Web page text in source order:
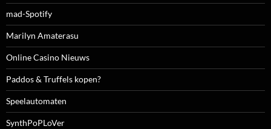
mad-Spotify
Marilyn Amaterasu
Online Casino Nieuws
Paddos & Truffels kopen?
Speelautomaten
SynthPoPLoVer